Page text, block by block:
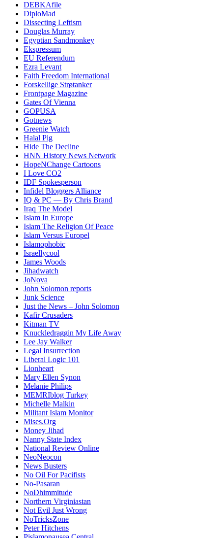
DEBKAfile
DiploMad
Dissecting Leftism
Douglas Murray
Egyptian Sandmonkey
Ekspressum
EU Referendum
Ezra Levant
Faith Freedom International
Forskellige Strøtanker
Frontpage Magazine
Gates Of Vienna
GOPUSA
Gotnews
Greenie Watch
Halal Pig
Hide The Decline
HNN History News Network
HopeNChange Cartoons
I Love CO2
IDF Spokesperson
Infidel Bloggers Alliance
IQ & PC — By Chris Brand
Iraq The Model
Islam In Europe
Islam The Religion Of Peace
Islam Versus Europel
Islamophobic
Israellycool
James Woods
Jihadwatch
JoNova
John Solomon reports
Junk Science
Just the News – John Solomon
Kafir Crusaders
Kitman TV
Knuckledraggin My Life Away
Lee Jay Walker
Legal Insurrection
Liberal Logic 101
Lionheart
Mary Ellen Synon
Melanie Philips
MEMRIblog Turkey
Michelle Malkin
Militant Islam Monitor
Mises.Org
Money Jihad
Nanny State Index
National Review Online
NeoNeocon
News Busters
No Oil For Pacifists
No-Pasaran
NoDhimmitude
Northern Virginiastan
Not Evil Just Wrong
NoTricksZone
Peter Hitchens